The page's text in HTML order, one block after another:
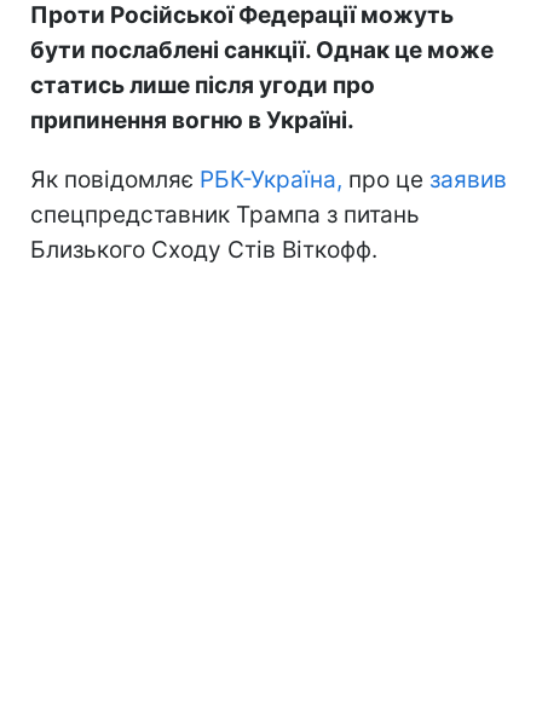
Проти Російської Федерації можуть
бути послаблені санкції. Однак це може
статись лише після угоди про
припинення вогню в Україні.
Як повідомляє РБК-Україна, про це заявив
спецпредставник Трампа з питань
Близького Сходу Стів Віткофф.